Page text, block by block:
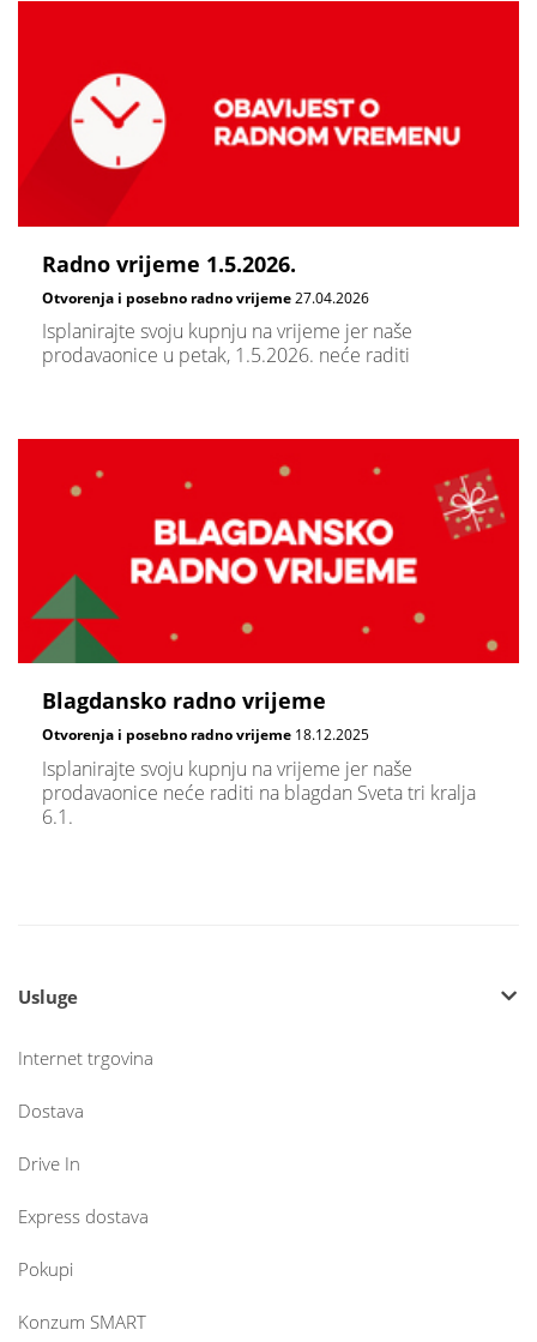
Radno vrijeme 1.5.2026.
Otvorenja i posebno radno vrijeme27.04.2026
Isplanirajte svoju kupnju na vrijeme jer naše
prodavaonice u petak, 1.5.2026. neće raditi
Blagdansko radno vrijeme
Otvorenja i posebno radno vrijeme 18.12.2025
Isplanirajte svoju kupnju na vrijeme jer naše
prodavaonice neće raditi na blagdan Sveta tri kralja
6.1.
Usluge
Internet trgovina
Dostava
Drive In
Express dostava
Pokupi
Konzum SMART